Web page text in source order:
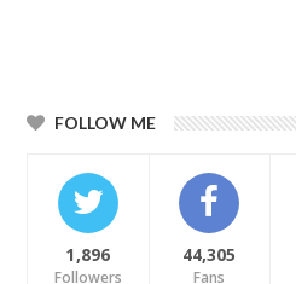
FOLLOW ME
1,896
Followers
44,305
Fans